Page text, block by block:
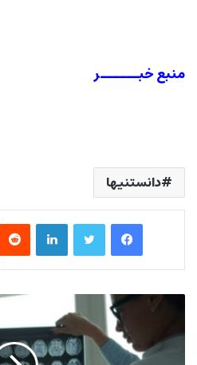
منبع خبــــــر
دانستنیها
فیس بوک توییتر لینکدین